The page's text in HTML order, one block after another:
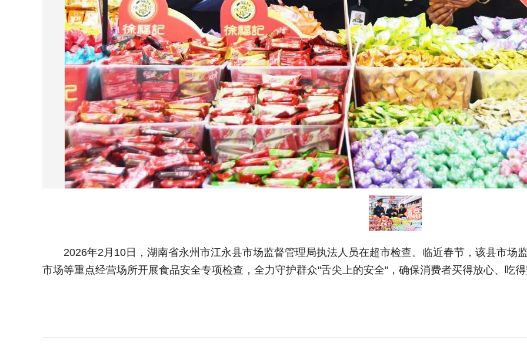
2026年2月10日，湖南省永州市江永县市场监督管理局执法人员在超市检查。临近春节，该县市场
市场等重点经营场所开展食品安全专项检查，全力守护群众"舌尖上的安全"，确保消费者买得放心、吃